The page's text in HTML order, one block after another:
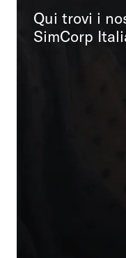
Qui trovi i
SimCorp